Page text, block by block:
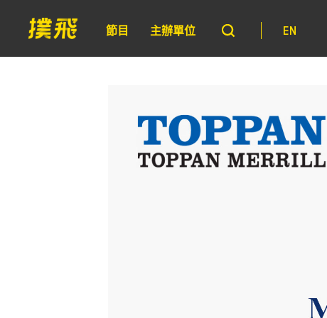
節目 主辦單位 EN